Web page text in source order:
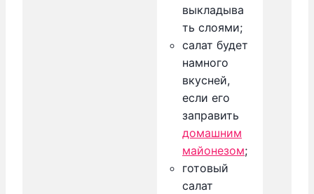
выкладыва
ть слоями;
салат будет
намного
вкусней,
если его
заправить
домашним
майонезом;
готовый
салат